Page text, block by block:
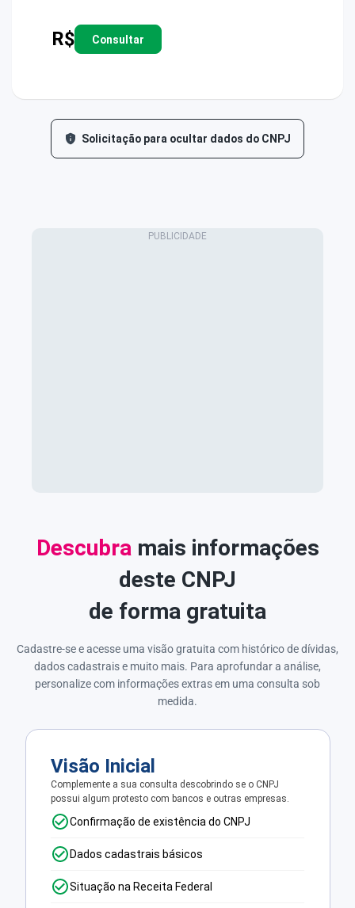
R$ Consultar
Solicitação para ocultar dados do CNPJ
Descubramais informações
deste CNPJ
de forma gratuita
Cadastre-se e acesse uma visão gratuita com histórico de dívidas,
dados cadastrais e muito mais. Para aprofundar a análise,
personalize com informações extras em uma consulta sob
medida.
Visão Inicial
Complemente a sua consulta descobrindo se o CNPJ
possui algum protesto com bancos e outras empresas.
Confirmação de existência do CNPJ
Dados cadastrais básicos
Situação na Receita Federal